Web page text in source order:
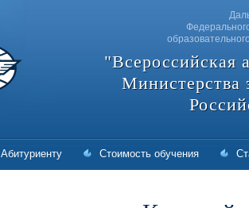
"Всероссийская
Министерства
Абитуриенту Стоимость обучения